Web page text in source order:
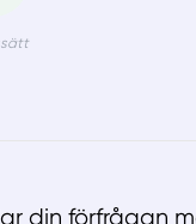
din förfrågan